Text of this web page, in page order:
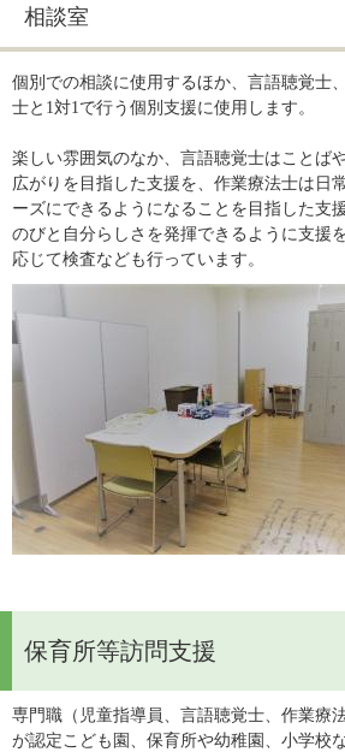
相談室
個別での相談に使用するほか、言語聴覚士
士と1対1で行う個別支援に使用します。
楽しい雰囲気のなか、言語聴覚士はことば
広がりを目指した支援を、作業療法士は日
ーズにできるようになることを目指した支
のびと自分らしさを発揮できるように支援
応じて検査なども行っています。
保育所等訪問支援
専門職（児童指導員、言語聴覚士、作業療
が認定こども園、保育所や幼稚園、小学校